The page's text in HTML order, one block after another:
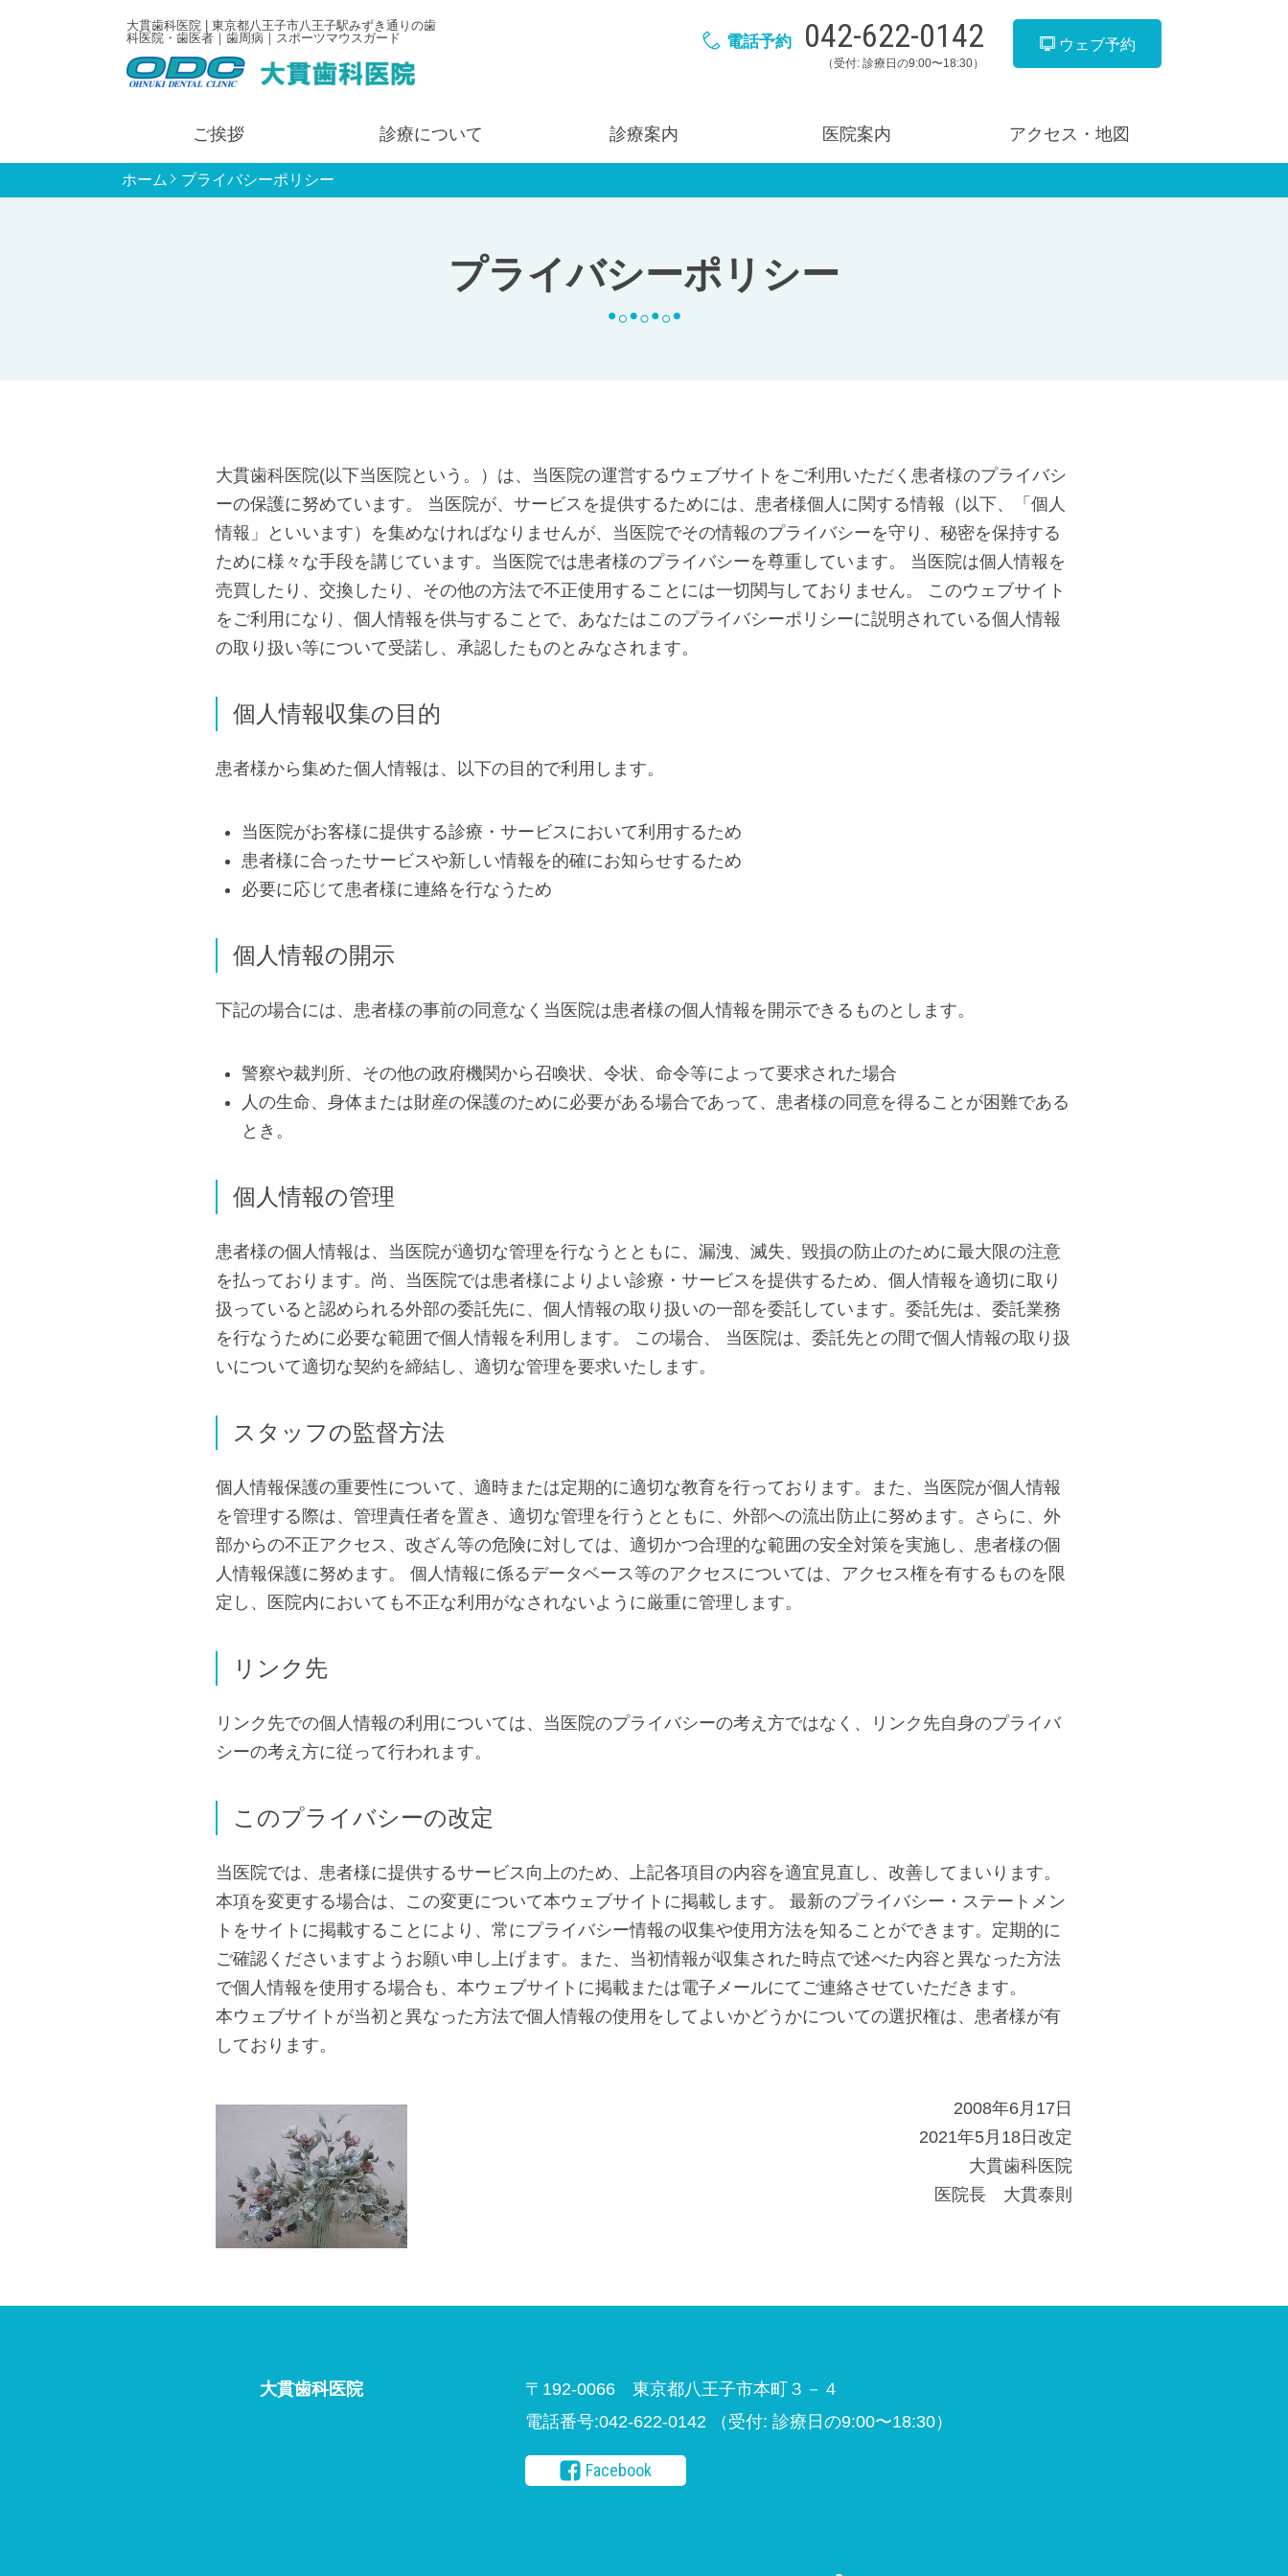
大貫歯科医院 | 東京都八王子市八王子駅みずき通りの歯
科医院・歯医者｜歯周病｜スポーツマウスガード
電話予約 042-622-0142
（受付: 診療日の9:00〜18:30）
ウェブ予約
ご挨拶 診療について 診療案内 医院案内 アクセス・地図
プライバシーポリシー
ホーム プライバシーポリシー
大貫歯科医院(以下当医院という。）は、当医院の運営するウェブサイトをご利用いただく患者様のプライバシ
ーの保護に努めています。 当医院が、サービスを提供するためには、患者様個人に関する情報（以下、「個人
情報」といいます）を集めなければなりませんが、当医院でその情報のプライバシーを守り、秘密を保持する
ために様々な手段を講じています。当医院では患者様のプライバシーを尊重しています。 当医院は個人情報を
売買したり、交換したり、その他の方法で不正使用することには一切関与しておりません。 このウェブサイト
をご利用になり、個人情報を供与することで、あなたはこのプライバシーポリシーに説明されている個人情報
の取り扱い等について受諾し、承認したものとみなされます。
個人情報収集の目的
患者様から集めた個人情報は、以下の目的で利用します。
当医院がお客様に提供する診療・サービスにおいて利用するため
患者様に合ったサービスや新しい情報を的確にお知らせするため
必要に応じて患者様に連絡を行なうため
個人情報の開示
下記の場合には、患者様の事前の同意なく当医院は患者様の個人情報を開示できるものとします。
警察や裁判所、その他の政府機関から召喚状、令状、命令等によって要求された場合
人の生命、身体または財産の保護のために必要がある場合であって、患者様の同意を得ることが困難である
とき。
個人情報の管理
患者様の個人情報は、当医院が適切な管理を行なうとともに、漏洩、滅失、毀損の防止のために最大限の注意
を払っております。尚、当医院では患者様によりよい診療・サービスを提供するため、個人情報を適切に取り
扱っていると認められる外部の委託先に、個人情報の取り扱いの一部を委託しています。委託先は、委託業務
を行なうために必要な範囲で個人情報を利用します。 この場合、 当医院は、委託先との間で個人情報の取り扱
いについて適切な契約を締結し、適切な管理を要求いたします。
スタッフの監督方法
個人情報保護の重要性について、適時または定期的に適切な教育を行っております。また、当医院が個人情報
を管理する際は、管理責任者を置き、適切な管理を行うとともに、外部への流出防止に努めます。さらに、外
部からの不正アクセス、改ざん等の危険に対しては、適切かつ合理的な範囲の安全対策を実施し、患者様の個
人情報保護に努めます。 個人情報に係るデータベース等のアクセスについては、アクセス権を有するものを限
定し、医院内においても不正な利用がなされないように厳重に管理します。
リンク先
リンク先での個人情報の利用については、当医院のプライバシーの考え方ではなく、リンク先自身のプライバ
シーの考え方に従って行われます。
このプライバシーの改定
当医院では、患者様に提供するサービス向上のため、上記各項目の内容を適宜見直し、改善してまいります。
本項を変更する場合は、この変更について本ウェブサイトに掲載します。 最新のプライバシー・ステートメン
トをサイトに掲載することにより、常にプライバシー情報の収集や使用方法を知ることができます。定期的に
ご確認くださいますようお願い申し上げます。また、当初情報が収集された時点で述べた内容と異なった方法
で個人情報を使用する場合も、本ウェブサイトに掲載または電子メールにてご連絡させていただきます。
本ウェブサイトが当初と異なった方法で個人情報の使用をしてよいかどうかについての選択権は、患者様が有
しております。
2008年6月17日
2021年5月18日改定
大貫歯科医院
医院長 大貫泰則
大貫歯科医院
〒192-0066 東京都八王子市本町３－４
電話番号:042-622-0142
（受付: 診療日の9:00〜18:30）
Facebook